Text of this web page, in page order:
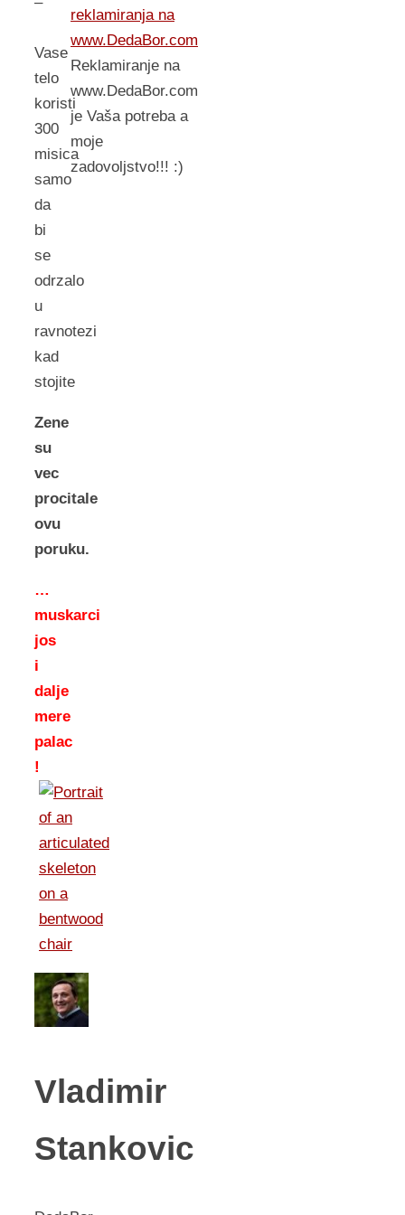
Vase
telo
koristi
300
misica
samo
da
bi
se
odrzalo
u
ravnotezi
kad
stojite
Zene
su
vec
procitale
ovu
poruku.
…
muskarci
jos
i
dalje
mere
palac
!
Vladimir
Stankovic
reklamiranja na
www.DedaBor.com
Reklamiranje na
www.DedaBor.com
je Vaša potreba a
moje
zadovoljstvo!!! :)